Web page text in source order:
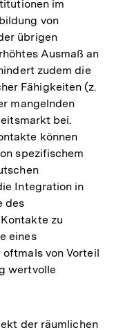
im
von
übrigen
Ausmaß an
zudem die
Fähigkeiten (z.
mangelnden
bei.
können
spezifischem
Integration in
des
zu
eines
von Vorteil
wertvolle
der räumlichen